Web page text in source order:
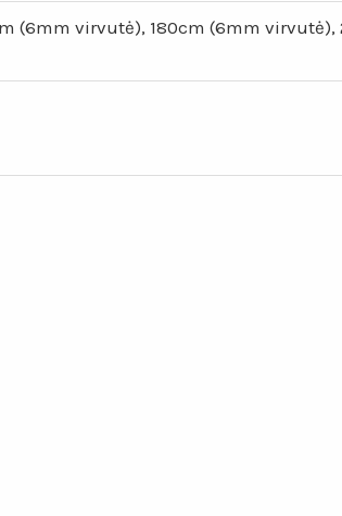
(6mm virvutė), 180cm (6mm virvutė),